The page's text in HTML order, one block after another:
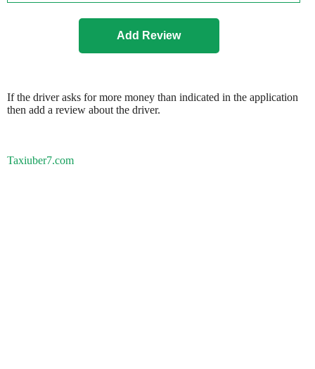
If the driver asks for more money than indicated in the application
then add a review about the driver.
Taxiuber7.com